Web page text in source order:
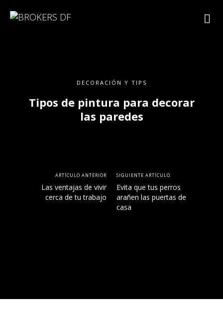
DECORACIÓN Y TIPS
Tipos de pintura para decorar
las paredes
ARTÍCULO ANTERIOR
Las ventajas de vivir
cerca de tu trabajo
SIGUIENTE ARTÍCULO
Evita que tus perros
arañen las puertas de
casa